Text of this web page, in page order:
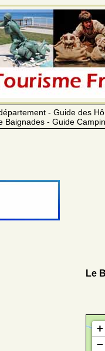
- Guide des
Baignades - Guide
Le
+
−